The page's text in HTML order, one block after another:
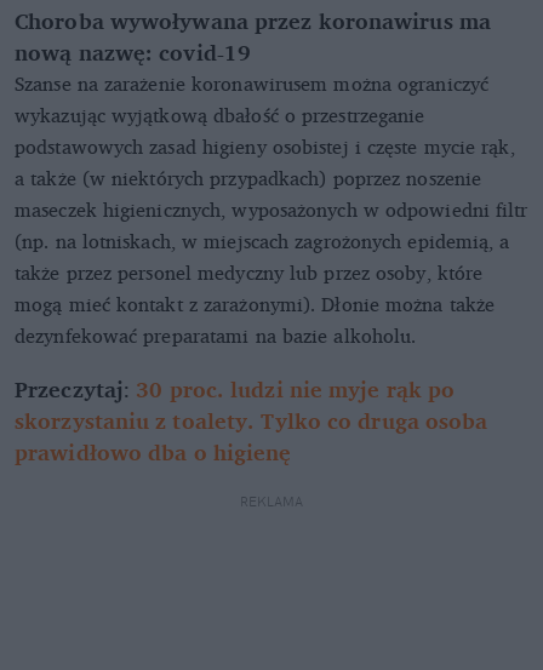
Choroba wywoływana przez koronawirus ma
nową nazwę: covid-19
Szanse na zarażenie koronawirusem można ograniczyć
wykazując wyjątkową dbałość o przestrzeganie
podstawowych zasad higieny osobistej i częste mycie rąk,
a także (w niektórych przypadkach) poprzez noszenie
maseczek higienicznych, wyposażonych w odpowiedni filtr
(np. na lotniskach, w miejscach zagrożonych epidemią, a
także przez personel medyczny lub przez osoby, które
mogą mieć kontakt z zarażonymi). Dłonie można także
dezynfekować preparatami na bazie alkoholu.
Przeczytaj: 30 proc. ludzi nie myje rąk po
skorzystaniu z toalety. Tylko co druga osoba
prawidłowo dba o higienę
REKLAMA